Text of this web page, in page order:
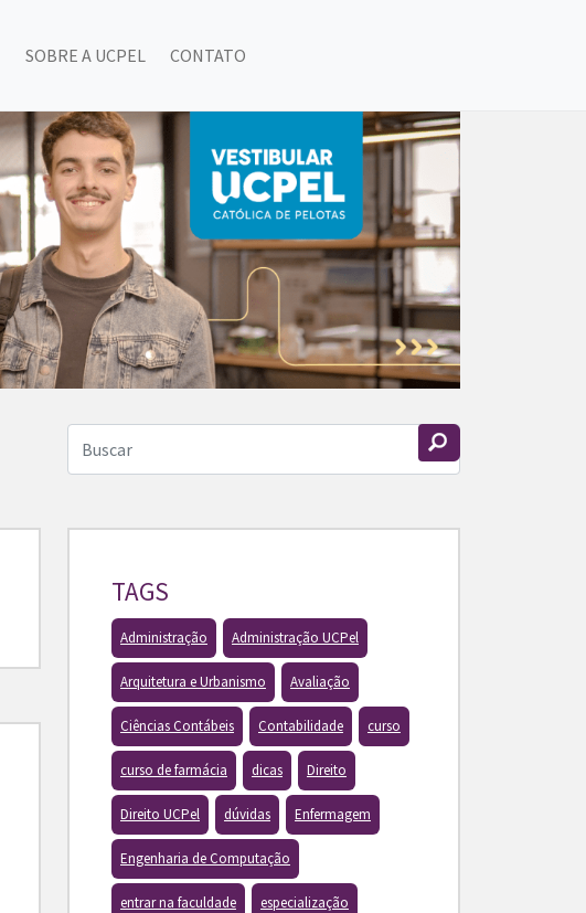
SOBRE A UCPEL CONTATO
TAGS
Administração Administração UCPel
Arquitetura e Urbanismo Avaliação
Ciências Contábeis Contabilidade curso
curso de farmácia dicas Direito
Direito UCPel dúvidas Enfermagem
Engenharia de Computação
entrar na faculdade especialização